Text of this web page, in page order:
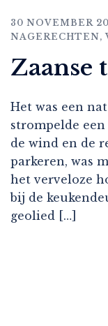
30 NOVEMBER
NAGERECHTEN,
Zaanse
Het was een
strompelde
de wind en de
parkeren, was
het verveloze
bij de
geolied […]